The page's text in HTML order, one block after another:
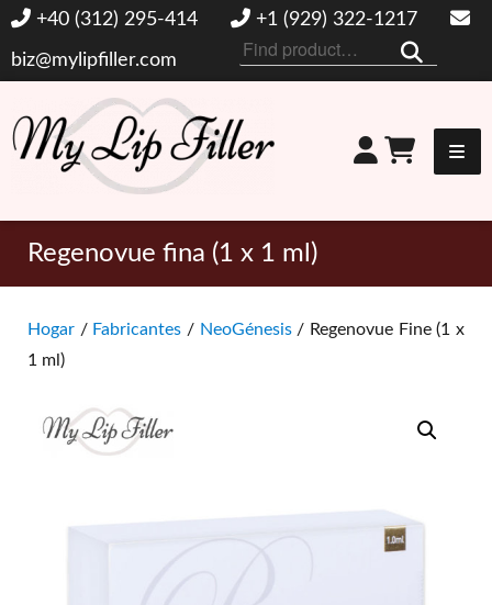
+40 (312) 295-414 +1 (929) 322-1217
biz@mylipfiller.com
Buscar
por:
Mi relleno de labios
Regenovue fina (1 x 1 ml)
Hogar / Fabricantes / NeoGénesis/ Regenovue Fine (1 x
1 ml)